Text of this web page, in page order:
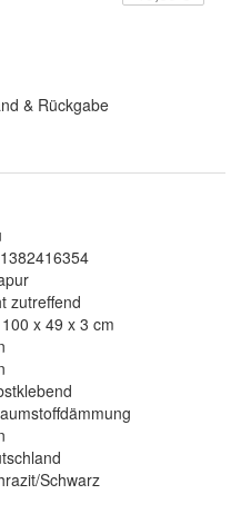
& Rückgabe
zutreffend
x 49 x 3 cm
Schwarz